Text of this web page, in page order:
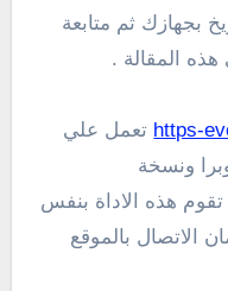
بجهازك ثم متابعة
المقالة .
تعمل علي
ونسخة
هذه الاداة بنفس
الاتصال بالموقع